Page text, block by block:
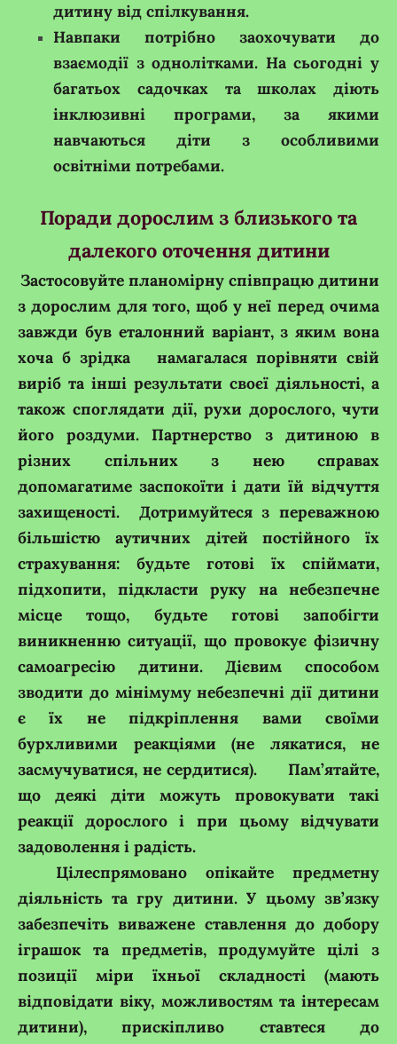
дитину від спілкування.
Навпаки потрібно заохочувати до
взаємодії з однолітками. На сьогодні у
багатьох садочках та школах діють
інклюзивні програми, за якими
навчаються діти з особливими
освітніми потребами.
Поради дорослим з близького та
далекого оточення дитини
Застосовуйте планомірну співпрацю дитини
з дорослим для того, щоб у неї перед очима
завжди був еталонний варіант, з яким вона
хоча б зрідка намагалася порівняти свій
виріб та інші результати своєї діяльності, а
також споглядати дії, рухи дорослого, чути
його роздуми. Партнерство з дитиною в
різних спільних з нею справах
допомагатиме заспокоїти і дати їй відчуття
захищеності. Дотримуйтеся з переважною
більшістю аутичних дітей постійного їх
страхування: будьте готові їх спіймати,
підхопити, підкласти руку на небезпечне
місце тощо, будьте готові запобігти
виникненню ситуації, що провокує фізичну
самоагресію дитини. Дієвим способом
зводити до мінімуму небезпечні дії дитини
є їх не підкріплення вами своїми
бурхливими реакціями (не лякатися, не
засмучуватися, не сердитися). Пам’ятайте,
що деякі діти можуть провокувати такі
реакції дорослого і при цьому відчувати
задоволення і радість.
Цілеспрямовано опікайте предметну
діяльність та гру дитини. У цьому зв’язку
забезпечіть виважене ставлення до добору
іграшок та предметів, продумуйте цілі з
позиції міри їхньої складності (мають
відповідати віку, можливостям та інтересам
дитини), прискіпливо ставтеся до